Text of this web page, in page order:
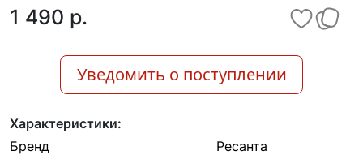
1 490 p.
Уведомить о поступлении
Характеристики:
Бренд
Ресанта